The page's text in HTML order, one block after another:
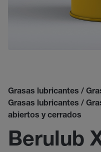
Grasas lubricantes /
Grasas lubricantes /
abiertos y cerrados
Berulub